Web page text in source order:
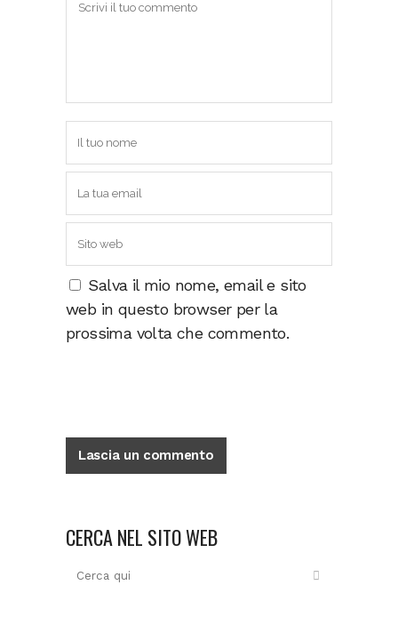
Salva il mio nome, email e sito
web in questo browser per la
prossima volta che commento.
CERCA NEL SITO WEB